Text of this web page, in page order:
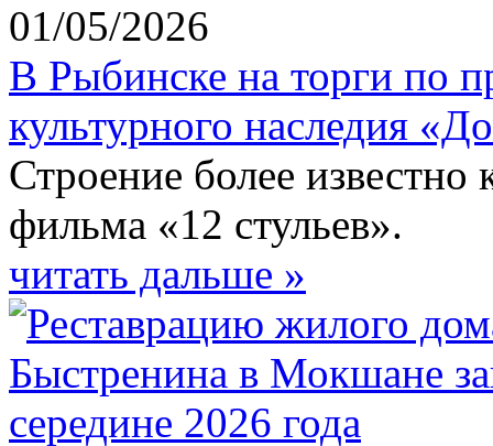
01/05/2026
В Рыбинске на торги по
культурного наследия
Строение более
фильма «12 стульев».
читать дальше »